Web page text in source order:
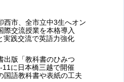
西市、全市立中3生へオン
際交流授業を本格導入
実践交流で英語力強化
出版「教科書のひみつ
11に日本橋三越で開催
国語教科書や表紙の工夫